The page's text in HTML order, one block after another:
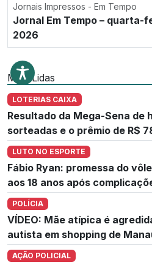
Jornais Impressos - Em Tempo
Jornal Em Tempo – quarta-
2026
Mais Lidas
LOTERIAS CAIXA
Resultado da Mega-Sena de
sorteadas e o prêmio de R$
LUTO NO ESPORTE
Fábio Ryan: promessa do
aos 18 anos após
POLÍCIA
VÍDEO: Mãe atípica é
autista em shopping de
AÇÃO POLICIAL